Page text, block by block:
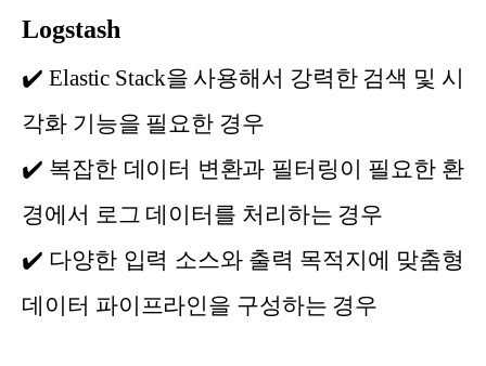
Logstash
✔️ Elastic Stack을 사용해서 강력한 검색 및 시
각화 기능을 필요한 경우
✔️ 복잡한 데이터 변환과 필터링이 필요한 환
경에서 로그 데이터를 처리하는 경우
✔️ 다양한 입력 소스와 출력 목적지에 맞춤형
데이터 파이프라인을 구성하는 경우